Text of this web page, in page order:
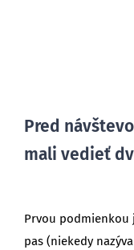
Pred
mali vedieť
Prvou podmienkou
pas (niekedy